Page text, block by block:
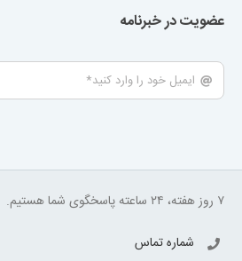
عضویت در خبرنامه
۷ روز هفته، ۲۴ ساعته پاسخگوی شما هستیم.
شماره تماس